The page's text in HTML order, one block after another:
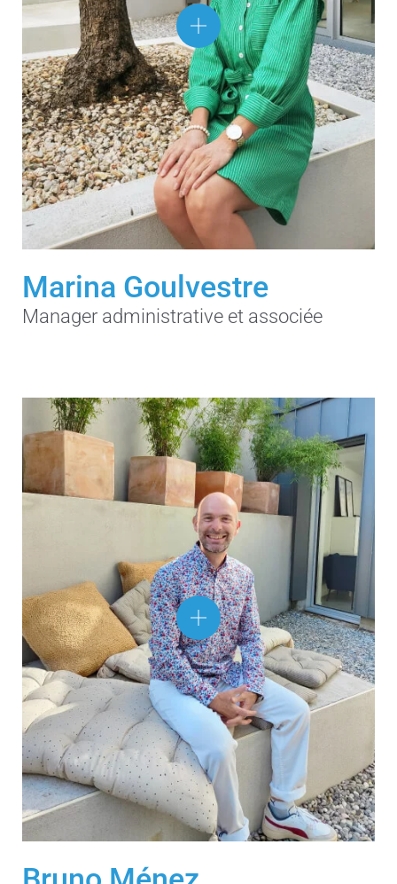
Marina Goulvestre
Manager administrative et associée